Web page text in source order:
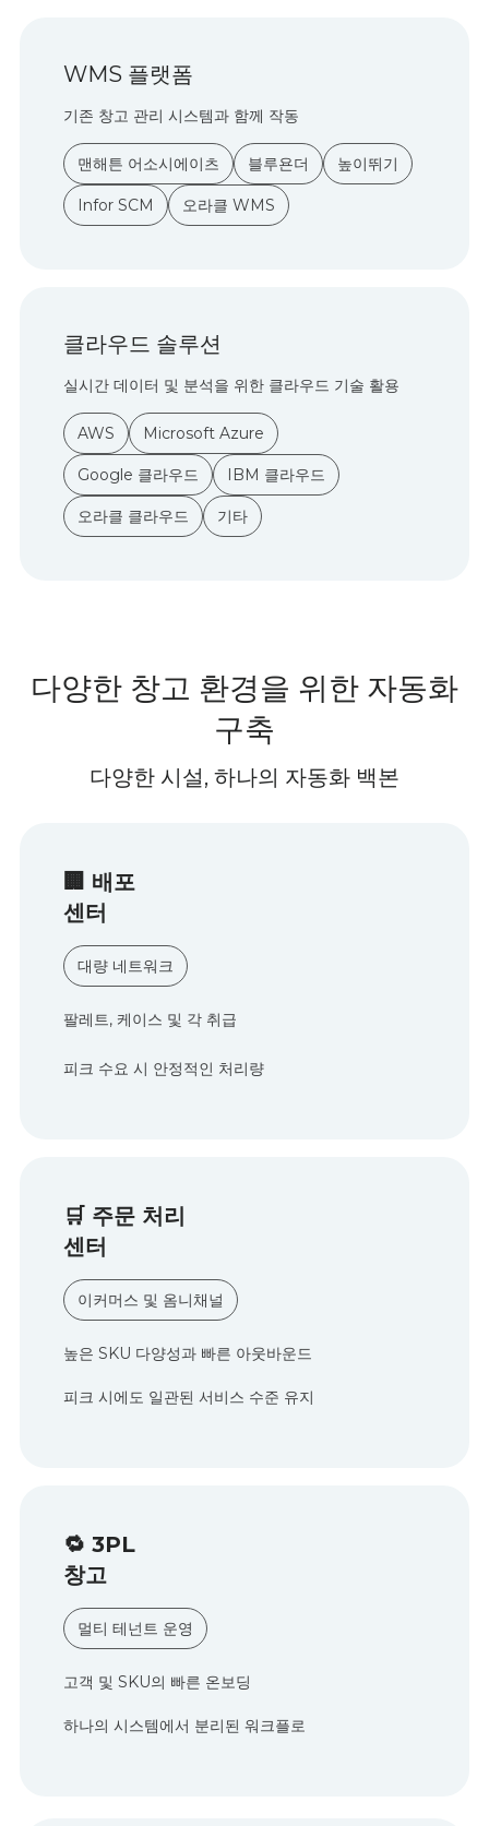
WMS 플랫폼
기존 창고 관리 시스템과 함께 작동
맨해튼 어소시에이츠 블루욘더 높이뛰기
Infor SCM 오라클 WMS
클라우드 솔루션
실시간 데이터 및 분석을 위한 클라우드 기술 활용
AWS Microsoft Azure
Google 클라우드 IBM 클라우드
오라클 클라우드 기타
다양한 창고 환경을 위한 자동화
구축
다양한 시설, 하나의 자동화 백본
🏢 배포
센터
대량 네트워크
팔레트, 케이스 및 각 취급
피크 수요 시 안정적인 처리량
🛒 주문 처리
센터
이커머스 및 옴니채널
높은 SKU 다양성과 빠른 아웃바운드
피크 시에도 일관된 서비스 수준 유지
🔁 3PL
창고
멀티 테넌트 운영
고객 및 SKU의 빠른 온보딩
하나의 시스템에서 분리된 워크플로